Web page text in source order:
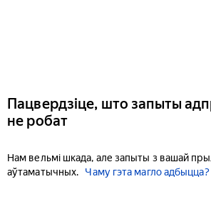
Пацвердзіце, што запыты
не робат
Нам вельмі шкада, але запыты з вашай
аўтаматычных.
Чаму гэта магло адбыцца?